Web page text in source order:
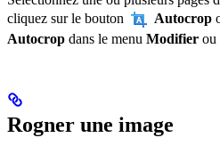
cliquez sur le bouton
Autocrop
Autocrop dans le menu Modifier ou
Rogner une image